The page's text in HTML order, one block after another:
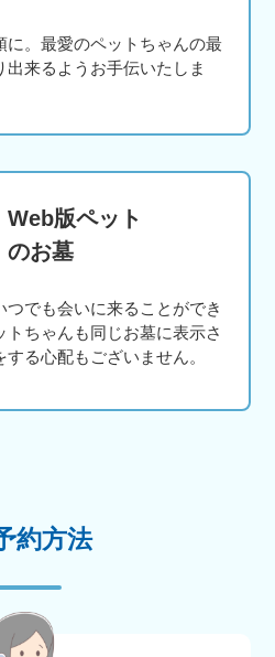
に。最愛のペットちゃんの最
来るようお手伝いたしま
Web版ペット
のお墓
でも会いに来ることができ
トちゃんも同じお墓に表示さ
る心配もございません。
約方法